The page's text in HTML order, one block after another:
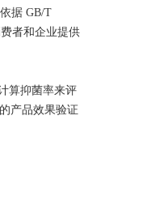
据 GB/T
者和企业提供
算抑菌率来评
产品效果验证